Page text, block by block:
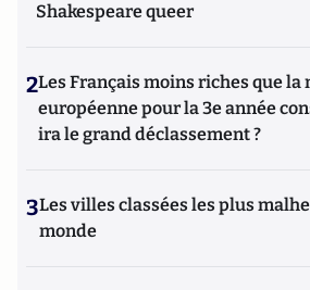
Shakespeare queer
2Les Français moins riches que la
européenne pour la 3e année
ira le grand déclassement ?
3Les villes classées les plus
monde